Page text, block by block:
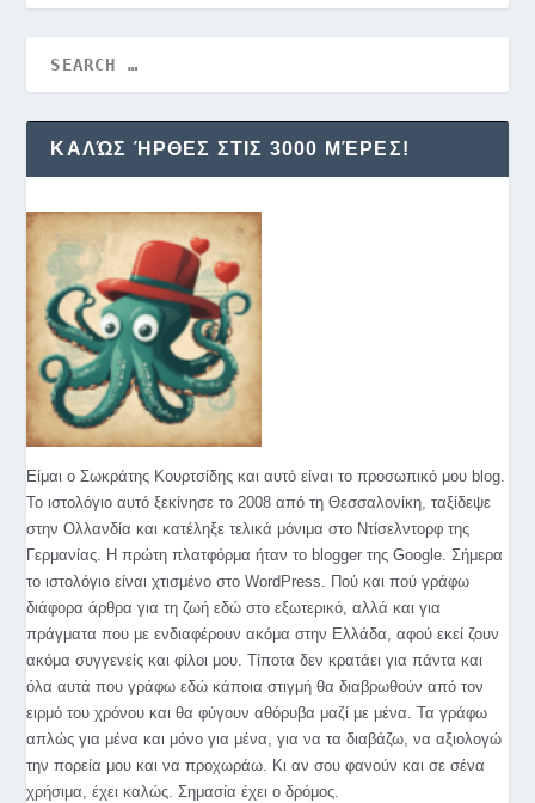
ΚΑΛΏΣ ΉΡΘΕΣ ΣΤΙΣ 3000 ΜΈΡΕΣ!
Είμαι ο Σωκράτης Κουρτσίδης και αυτό είναι το προσωπικό μου blog.
Το ιστολόγιο αυτό ξεκίνησε το 2008 από τη Θεσσαλονίκη, ταξίδεψε
στην Ολλανδία και κατέληξε τελικά μόνιμα στο Ντίσελντορφ της
Γερμανίας. Η πρώτη πλατφόρμα ήταν το blogger της Google. Σήμερα
το ιστολόγιο είναι χτισμένο στο WordPress. Πού και πού γράφω
διάφορα άρθρα για τη ζωή εδώ στο εξωτερικό, αλλά και για
πράγματα που με ενδιαφέρουν ακόμα στην Ελλάδα, αφού εκεί ζουν
ακόμα συγγενείς και φίλοι μου. Τίποτα δεν κρατάει για πάντα και
όλα αυτά που γράφω εδώ κάποια στιγμή θα διαβρωθούν από τον
ειρμό του χρόνου και θα φύγουν αθόρυβα μαζί με μένα. Τα γράφω
απλώς για μένα και μόνο για μένα, για να τα διαβάζω, να αξιολογώ
την πορεία μου και να προχωράω. Κι αν σου φανούν και σε σένα
χρήσιμα, έχει καλώς. Σημασία έχει ο δρόμος.